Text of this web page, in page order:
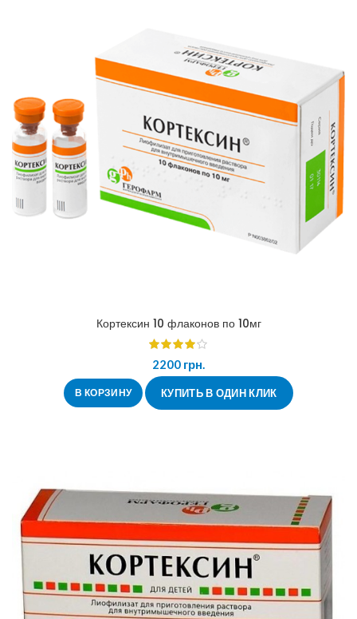
Кортексин 10 флаконов по 10мг
2200 грн.
В КОРЗИНУ КУПИТЬ В ОДИН КЛИК